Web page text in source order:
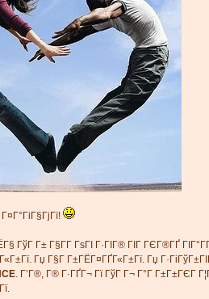
ГўГ Г± Г§Г­Г ГѕГІ Г·ГІГ® ГІГ ГЄГ®ГҐ
Гџ Г§Г Г±ГЁГ¤ГҐГ«Г±Гї. Гџ
. Г’Г®, Г® Г·ГҐГ¬ Гї ГўГ Г¬ Г°Г Г±Г±ГЄГ